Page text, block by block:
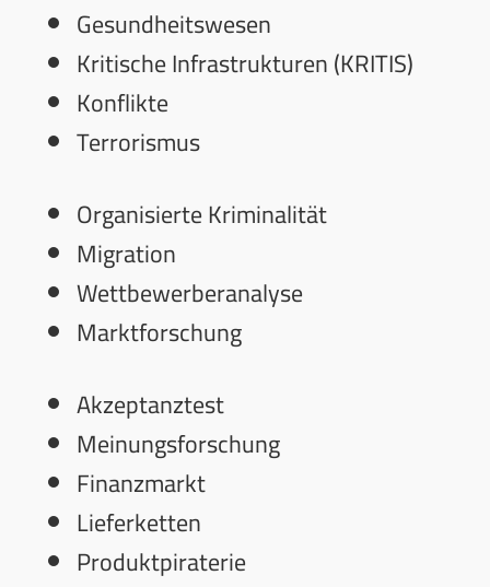
Gesundheitswesen
Kritische Infrastrukturen (KRITIS)
Konflikte
Terrorismus
Organisierte Kriminalität
Migration
Wettbewerberanalyse
Marktforschung
Akzeptanztest
Meinungsforschung
Finanzmarkt
Lieferketten
Produktpiraterie